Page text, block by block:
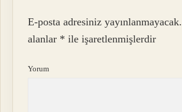
E-posta adresiniz yayınlanmayacak.
alanlar * ile işaretlenmişlerdir
Yorum